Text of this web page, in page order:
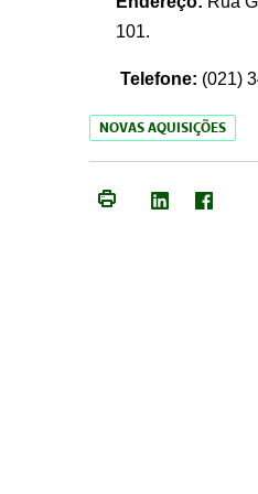
101.
Telefone: (021)
NOVAS AQUISIÇÕES